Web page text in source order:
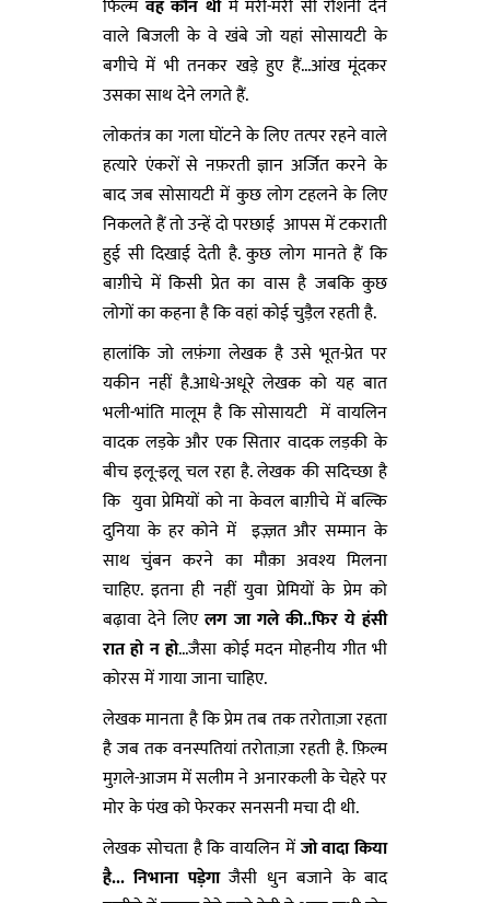
फिल्मवह कौन थीमें मरी-मरी सी रौशनी देने
वाले बिजली के वे खंबे जो यहां सोसायटी के
बगीचे में भी तनकर खड़े हुए हैं...आंख मूंदकर
उसका साथ देने लगते हैं.
लोकतंत्र का गला घोंटने के लिए तत्पर रहने वाले
हत्यारे एंकरों से नफ़रती ज्ञान अर्जित करने के
बाद जब सोसायटी में कुछ लोग टहलने के लिए
निकलते हैं तो उन्हें दो परछाई आपस में टकराती
हुई सी दिखाई देती है. कुछ लोग मानते हैं कि
बाग़ीचे में किसी प्रेत का वास है जबकि कुछ
लोगों का कहना है कि वहां कोई चुड़ैल रहती है.
हालांकि जो लफ़ंगा लेखक है उसे भूत-प्रेत पर
यकीन नहीं है.आधे-अधूरे लेखक को यह बात
भली-भांति मालूम है कि सोसायटी में वायलिन
वादक लड़के और एक सितार वादक लड़की के
बीच इलू-इलू चल रहा है. लेखक की सदिच्छा है
कि युवा प्रेमियों को ना केवल बाग़ीचे में बल्कि
दुनिया के हर कोने में इज़्ज़त और सम्मान के
साथ चुंबन करने का मौक़ा अवश्य मिलना
चाहिए. इतना ही नहीं युवा प्रेमियों के प्रेम को
बढ़ावा देने लिएलग जा गले की..फिर ये हंसी
रात हो न हो...जैसा कोई मदन मोहनीय गीत भी
कोरस में गाया जाना चाहिए.
लेखक मानता है कि प्रेम तब तक तरोताज़ा रहता
है जब तक वनस्पतियां तरोताज़ा रहती है. फ़िल्म
मुग़ले-आजम में सलीम ने अनारकली के चेहरे पर
मोर के पंख को फेरकर सनसनी मचा दी थी.
लेखक सोचता है कि वायलिन मेंजो वादा किया
है... निभाना पड़ेगाजैसी धुन बजाने के बाद